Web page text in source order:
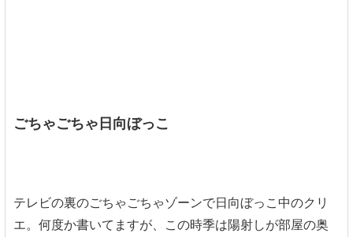
ごちゃごちゃ日向ぼっこ
テレビの裏のごちゃごちゃゾーンで日向ぼっこ中のクリ
エ。何度か書いてますが、この時季は陽射しが部屋の奥